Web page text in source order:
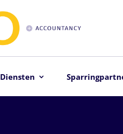
Diensten